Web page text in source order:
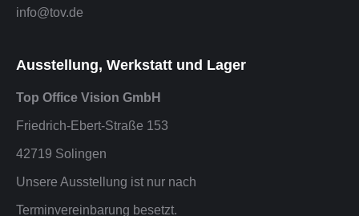
info@tov.de
Ausstellung, Werkstatt und Lager
Top Office Vision GmbH
Friedrich-Ebert-Straße 153
42719 Solingen
Unsere Ausstellung ist nur nach
Terminvereinbarung besetzt.